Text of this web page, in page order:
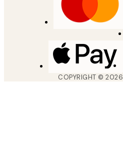
COPYRIGHT ©2026